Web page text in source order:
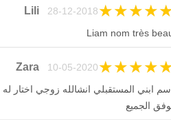
Lili28-12-2018 ★
★
★
★
Liam nom très
Zara10-05-2020 ★
★
★
★
ابني المستقبلي انشالله زوجي اختار له
الجميع